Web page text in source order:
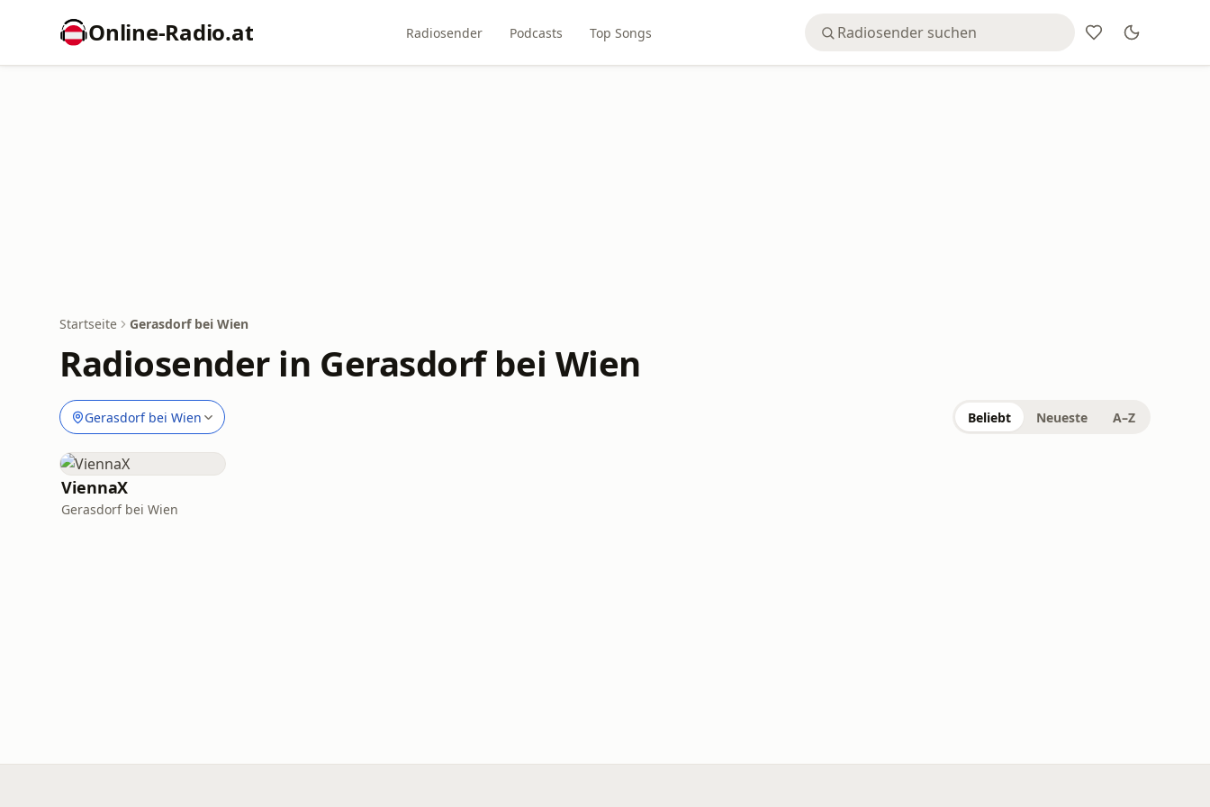
Online‑Radio.at Radiosender Podcasts Top Songs
Startseite Gerasdorf bei Wien
Radiosender in Gerasdorf bei Wien
Gerasdorf bei Wien Beliebt Neueste A–Z
ViennaX
Gerasdorf bei Wien